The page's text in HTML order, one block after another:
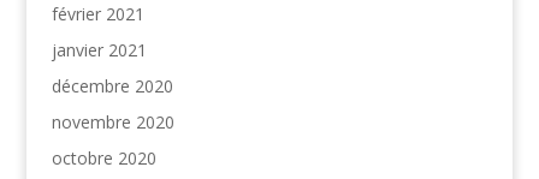
février 2021
janvier 2021
décembre 2020
novembre 2020
octobre 2020